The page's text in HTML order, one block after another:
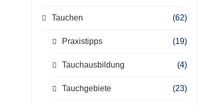
Tauchen (62)
Praxistipps (19)
Tauchausbildung (4)
Tauchgebiete (23)